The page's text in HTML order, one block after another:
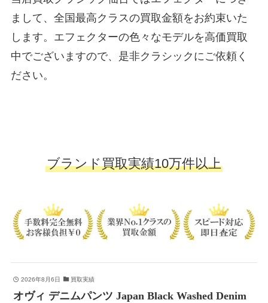
まして、全国最高クラスの買取金額をお約束いた
します。エフェクターの色々なモデルを高価買取
中でございますので、是非クラシックにご依頼く
ださい。
ブランド買取実績10万件以上
2026年8月6日 買取実績
オヴィ デニムパンツ Japan Black Washed Denim